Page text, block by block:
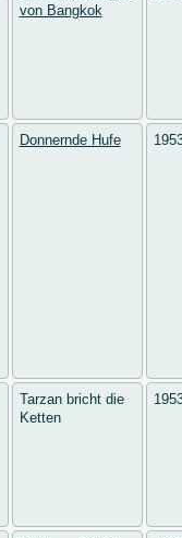
von Bangkok
Donnernde Hufe
Tarzan bricht die
Ketten